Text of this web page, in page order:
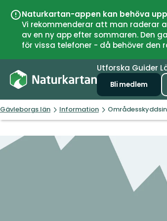
Naturkartan-appen kan behöva
Vi rekommenderar att man raderar
av en ny app efter sommaren. Den
för vissa telefoner - då behöver den
Utforska Guider
Bli medlem
Gävleborgs län Information